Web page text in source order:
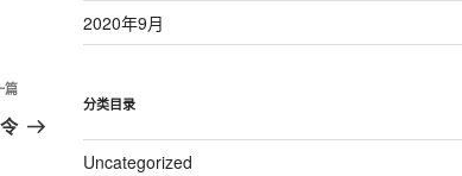
一
篇
2020年9月
分类目录
Uncategorized